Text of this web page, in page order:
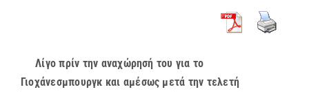
Λίγο πρίν την αναχώρησή του για το
Γιοχάνεσμπουργκ και αμέσως μετά την τελετή